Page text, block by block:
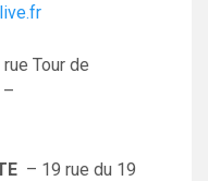
Tour de
–
– 19 rue du 19